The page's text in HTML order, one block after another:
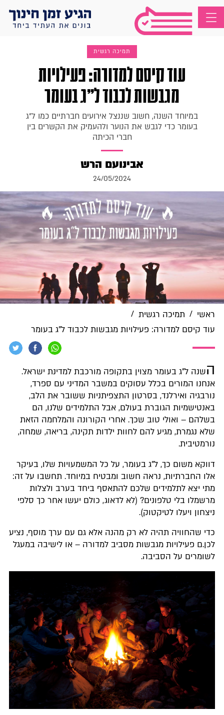
תמיכה רגשית
עוד קיסם למדורה: פעילויות
מגבשות לכבוד ל"ג בעומר
במיוחד השנה, חשוב שננצל אירועים חברתיים כמו ל"ג
בעומר כדי לגבש את הנוער ולהעמיק את הקשרים בין
חברי הכיתה
אבינועם הרש
24/05/2024
ראשי / תמיכה רגשית /
עוד קיסם למדורה: פעילויות מגבשות לכבוד ל"ג בעומר
השנה ל"ג בעומר מצוין בתקופה מורכבת למדינת ישראל.
אנחנו המורים בכלל עסוקים במשבר המדיני עם ספרד,
נורבגיה ואירלנד, בסרטון התצפיתניות ששובר את הלב,
באנטישמיות הגוברת בעולם, אבל התלמידים שלנו, הם
בשלהם – ואולי טוב שכך. אחרי הקורונה והמלחמה הזאת
שלא נגמרת, מגיע להם לחוות ילדות תקינה, בריאה, שמחה,
נורמטיבית.
דווקא משום כך, ל"ג בעומר, על כל המשמעויות שלו, בעיקר
אלו החברתיות, נראה חשוב ומבטיח במיוחד. תחשבו על זה:
מתי יצא לתלמידים שלכם להתאסף ביחד בערב ולצלות
מרשמלו בלי טלפונים? (לא לדאוג, כולם יעשו אחר כך סלפי
ניצחון ויעלו לטיקטוק).
כדי שהחוויה תהיה לא רק מהנה אלא גם עם ערך מוסף, נציע
לכן.ם פעילויות מגבשות מסביב למדורה – או לישיבה במעגל
לשומרים על הסביבה.